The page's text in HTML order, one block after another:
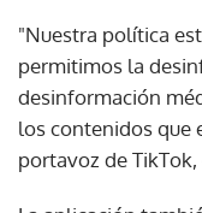
"Nuestra política
permitimos la
desinformación
los contenidos que
portavoz de